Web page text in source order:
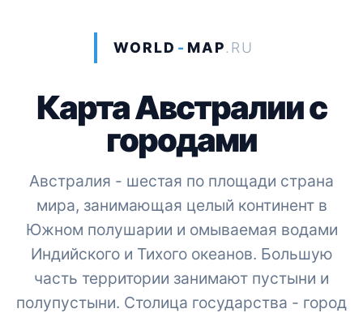
WORLD - MAP.RU
Карта Австралии с
городами
Австралия - шестая по площади страна
мира, занимающая целый континент в
Южном полушарии и омываемая водами
Индийского и Тихого океанов. Большую
часть территории занимают пустыни и
полупустыни. Столица государства - город